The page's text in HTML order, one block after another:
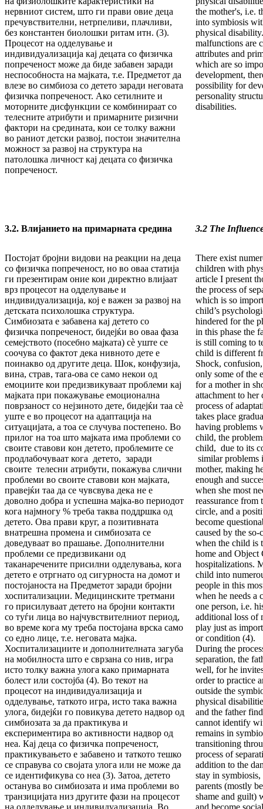
нервниот систем, што ги прави овие деца
пречувствителни, нетрпеливи, плачливи,
без константен биолошки ритам итн. (3).
Процесот на одделување и
индивидуализација кај децата со физичка
попреченост може да биде забавен заради
неспособноста на мајката, т.е. Предметот да
влезе во симбиоза со детето заради неговата
физичка попреченост. Ако сетилните и
моторните дисфункции се комбинираат со
телесните атрибути и примарните ризични
фактори на средината, кои се толку важни
во раниот детски развој, постои значителна
можност за развој на структура на
патолошка личност кај децата со физичка
попреченост.
the mother's, i.e.
into symbiosis
physical
malfunctions are
attributes and
which are so
development,
possibility for
personality
disabilities.
3.2. Влијанието на примарната средина 3.2 The
Постојат бројни видови на реакции на деца
со физичка попреченост, но во оваа статија
ги презентирам оние кои директно влијаат
врз процесот на одделување и
индивидуализација, кој е важен за развој на
детската психолошка структура.
Симбиозата е забавена кај детето со
физичка попреченост, бидејќи во оваа фаза
семејството (посебно мајката) сè уште се
соочува со фактот дека нивното дете е
поинакво од другите деца. Шок, конфузија,
вина, страв, тага-ова се само некои од
емоциите кои предизвикуваат проблеми кај
мајката при покажување емоционална
поврзаност со нејзиното дете, бидејќи таа сè
уште е во процесот на адаптација на
ситуацијата, а тоа се случува постепено. Во
прилог на тоа што мајката има проблеми со
своите ставови кон детето, проблемите се
продлабочуваат кога детето, заради
своите телесни атрибути, покажува слични
проблеми во своите ставови кон мајката,
правејќи таа да се чувсвува дека не е
доволно добра и успешна мајка-во периодот
кога најмногу % треба таква поддршка од
детето. Ова прави круг, а позитивната
внатрешна промена и симбиозата се
доведуваат во прашање. Дополнителни
проблеми се предизвикани од
таканаречените присилни одделувања, кога
детето е отргнато од сигурноста на домот и
постојаноста на Предметот заради бројни
хоспитализации. Медицинските третмани
го присилуваат детето на бројни контакти
со туѓи лица во најчувствителниот период,
во време кога му треба постојана врска само
со едно лице, т.е. неговата мајка.
Хоспитализациите и дополнителната загуба
на мобилноста што е сврзана со нив, игра
исто толку важна улога како примарната
болест или состојба (4). Во текот на
процесот на индивидуализација и
одделување, таткото игра, исто така важна
улога, бидејќи го повикува детето надвор од
симбиозата за да практикува и
експериментира во активности надвор од
неа. Кај деца со физичка попреченост,
практикувањето е забавено и таткото тешко
се справува со својата улога или не може да
се идентификува со неа (3). Затоа, детето
останува во симбиозата и има проблеми во
транзицијата низ другите фази на процесот
There exist
children with
article I present
the process of
which is so
child’s
hindered for the
in this phase the
is still coming to
child is different
Shock,
only some of the
for a mother in
attachment to
process of
takes place
having problems
child, the
child, due to its
similar problems
mother, making
enough and
when she most
reassurance
circle, and a
become
caused by the so-
when the child is
home and Object
hospitalizations.
child into
people in this
when he needs a
one person, i.e.
additional loss of
play just as
or condition (4).
During the
separation, the
well, for he
order to practice
outside the
physical
and the father
cannot identify
remains in
transitioning
process of
addition to the
stay in
parents (mostly
shame and guilt)